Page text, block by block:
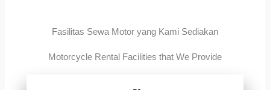
Fasilitas Sewa Motor yang Kami Sediakan
Motorcycle Rental Facilities that We Provide